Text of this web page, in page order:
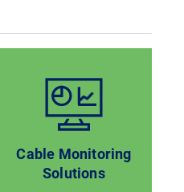
Cable Monitoring
Solutions